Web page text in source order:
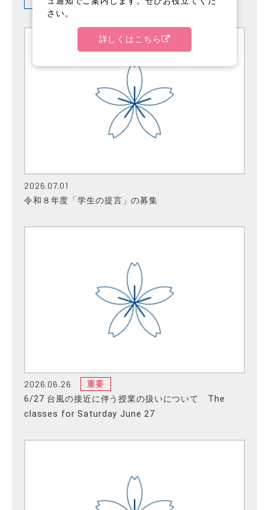
2026.07.01
令和８年度「学生の提言」の募集
2026.06.26 重要
6/27 台風の接近に伴う授業の扱いについて The
classes for Saturday June 27
さい。
詳しくはこちら